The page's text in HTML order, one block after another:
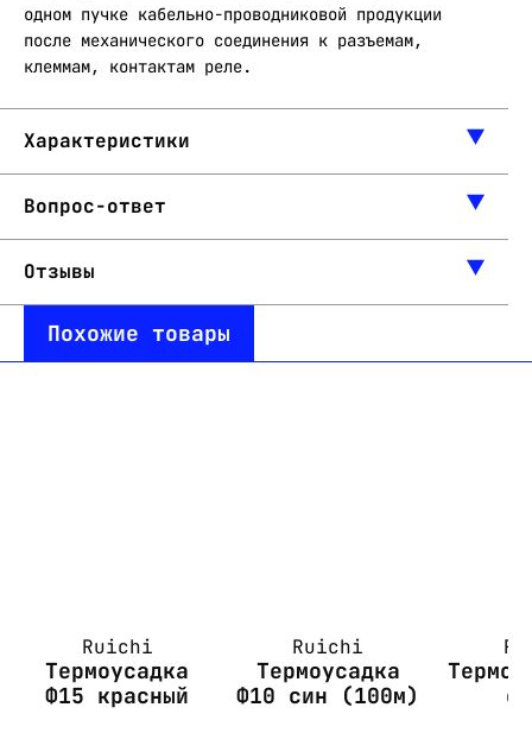
одном пучке кабельно-проводниковой продукции
после механического соединения к разъемам,
клеммам, контактам реле.
Характеристики
Вопрос-ответ
Отзывы
Похожие товары
Ruichi
Термоусадка
Ф15 красный
Ruichi
Термоусадка
Ф10 син (100м)